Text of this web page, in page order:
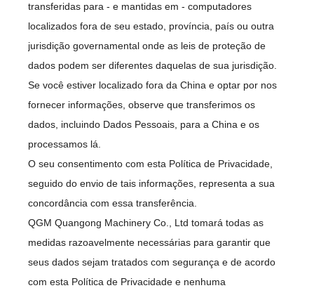
transferidas para - e mantidas em - computadores
localizados fora de seu estado, província, país ou outra
jurisdição governamental onde as leis de proteção de
dados podem ser diferentes daquelas de sua jurisdição.
Se você estiver localizado fora da China e optar por nos
fornecer informações, observe que transferimos os
dados, incluindo Dados Pessoais, para a China e os
processamos lá.
O seu consentimento com esta Política de Privacidade,
seguido do envio de tais informações, representa a sua
concordância com essa transferência.
QGM Quangong Machinery Co., Ltd tomará todas as
medidas razoavelmente necessárias para garantir que
seus dados sejam tratados com segurança e de acordo
com esta Política de Privacidade e nenhuma